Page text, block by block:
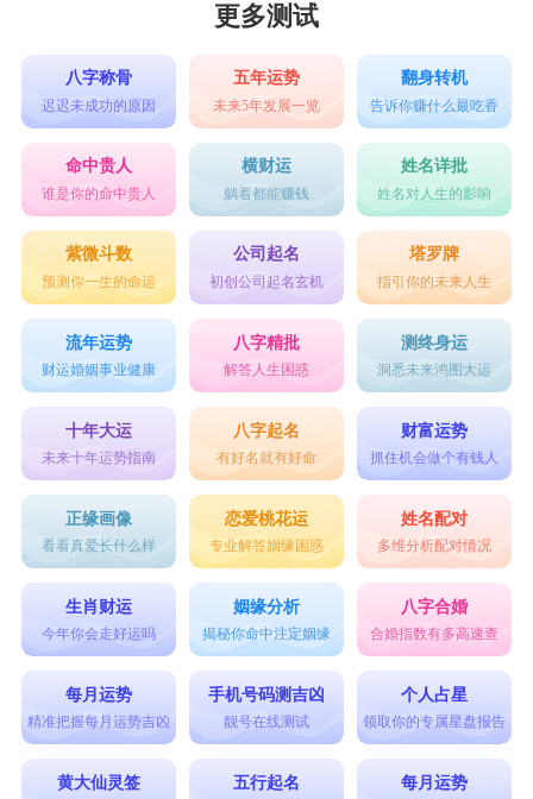
更多测试
八字称骨
迟迟未成功的原因
五年运势
未来5年发展一览
翻身转机
告诉你赚什么最吃香
命中贵人
谁是你的命中贵人
横财运
躺着都能赚钱
姓名详批
姓名对人生的影响
紫微斗数
预测你一生的命运
公司起名
初创公司起名玄机
塔罗牌
指引你的未来人生
流年运势
财运婚姻事业健康
八字精批
解答人生困惑
测终身运
洞悉未来鸿图大运
十年大运
未来十年运势指南
八字起名
有好名就有好命
财富运势
抓住机会做个有钱人
正缘画像
看看真爱长什么样
恋爱桃花运
专业解答姻缘困惑
姓名配对
多维分析配对情况
生肖财运
今年你会走好运吗
姻缘分析
揭秘你命中注定姻缘
八字合婚
合婚指数有多高速查
每月运势
精准把握每月运势吉凶
手机号码测吉凶
靓号在线测试
个人占星
领取你的专属星盘报告
黄大仙灵签 五行起名 每月运势